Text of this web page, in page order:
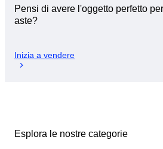
Pensi di avere l'oggetto perfetto
aste?
Inizia a vendere
Esplora le nostre categorie